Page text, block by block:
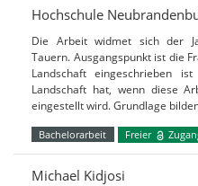
Hochschule
Die Arbeit widmet sich der
Tauern. Ausgangspunkt ist die
Landschaft eingeschrieben
Landschaft hat, wenn diese
eingestellt wird. Grundlage
Bachelorarbeit Freier
Michael Kidjosi